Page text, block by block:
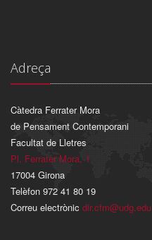
Adreça
Càtedra Ferrater Mora
de Pensament Contemporani
Facultat de Lletres
Pl. Ferrater Mora, 1
17004 Girona
Telèfon 972 41 80 19
Correu electrònic dir.cfm@udg.edu